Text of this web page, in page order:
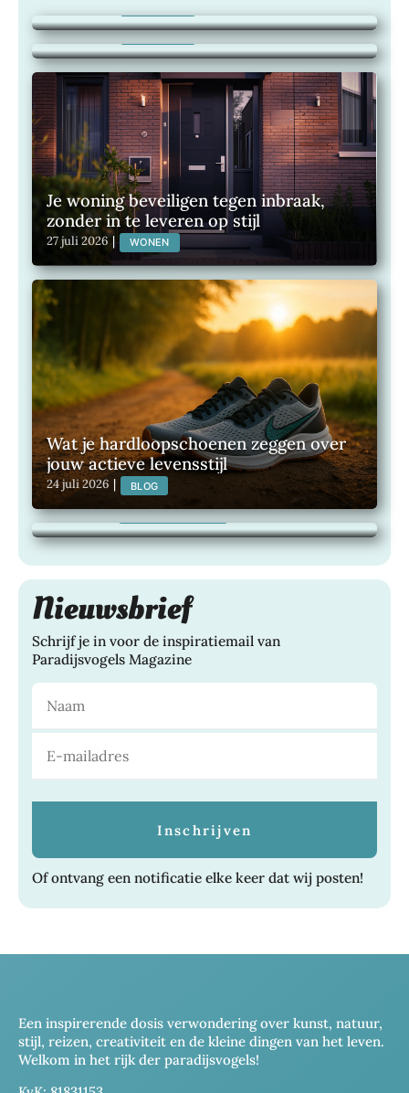
op jouw tempo
28 juli 2026 | ER OP UIT!
Je woning beveiligen tegen inbraak,
zonder in te leveren op stijl
27 juli 2026 | WONEN
Wat je hardloopschoenen zeggen over
jouw actieve levensstijl
24 juli 2026 | BLOG
Maak van je buitenruimte een plek om
het hele jaar van te genieten
21 juli 2026 | TUINEN, WONEN,
Nieuwsbrief
Schrijf je in voor de inspiratiemail van
Paradijsvogels Magazine
Of ontvang een notificatie elke keer dat wij posten!
Een inspirerende dosis verwondering over kunst, natuur,
stijl, reizen, creativiteit en de kleine dingen van het leven.
Welkom in het rijk der paradijsvogels!